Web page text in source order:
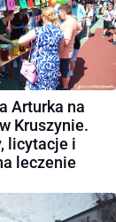
Arturka na
Kruszynie.
licytacje i
leczenie